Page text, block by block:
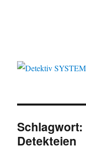
Schlagwort:
Detekteien